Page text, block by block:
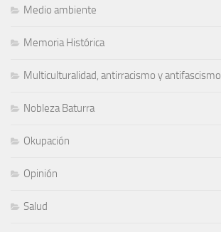
Medio ambiente
Memoria Histórica
Multiculturalidad, antirracismo y antifascismo
Nobleza Baturra
Okupación
Opinión
Salud